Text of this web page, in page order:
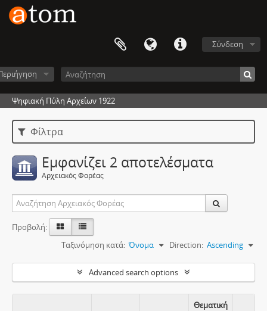
Σύνδεση
Ψηφιακή Πύλη Αρχείων 1922
Φίλτρα
Εμφανίζει 2 αποτελέσματα
Αρχειακός Φορέας
Προβολή:
Ταξινόμηση κατά: Όνομα Direction: Ascending
Advanced search options
Θεματική